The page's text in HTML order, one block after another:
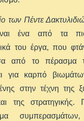
των Πέντε
ένα από τα
του έργα, που
από το πέρασμα
για καρπό
στην τέχνη της
της στρατηγικής.